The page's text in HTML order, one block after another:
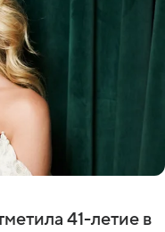
41-летие в